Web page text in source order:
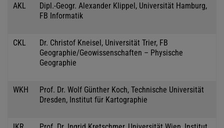
AKL
Dipl.-Geogr. Alexander Klippel, Universität Hamburg,
FB Informatik
CKL
Dr. Christof Kneisel, Universität Trier, FB
Geographie/Geowissenschaften – Physische
Geographie
WKH
Prof. Dr. Wolf Günther Koch, Technische Universität
Dresden, Institut für Kartographie